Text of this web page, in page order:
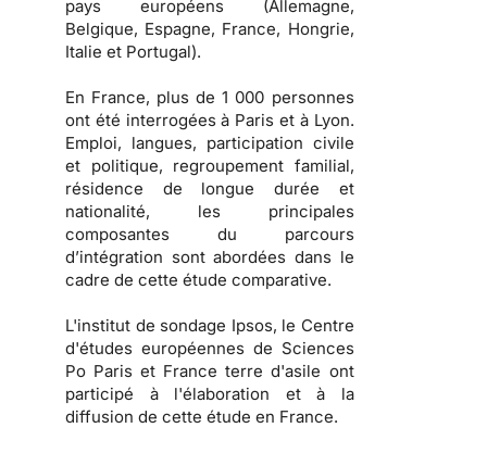
pays européens (Allemagne,
Belgique, Espagne, France, Hongrie,
Italie et Portugal).
En France, plus de 1 000 personnes
ont été interrogées à Paris et à Lyon.
Emploi, langues, participation civile
et politique, regroupement familial,
résidence de longue durée et
nationalité, les principales
composantes du parcours
d’intégration sont abordées dans le
cadre de cette étude comparative.
L'institut de sondage Ipsos, le Centre
d'études européennes de Sciences
Po Paris et France terre d'asile ont
participé à l'élaboration et à la
diffusion de cette étude en France.